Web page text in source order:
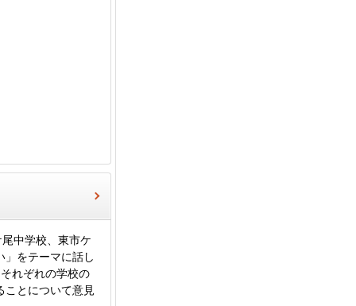
中学校、東市ケ
」をテーマに話し
れぞれの学校の
ことについて意見